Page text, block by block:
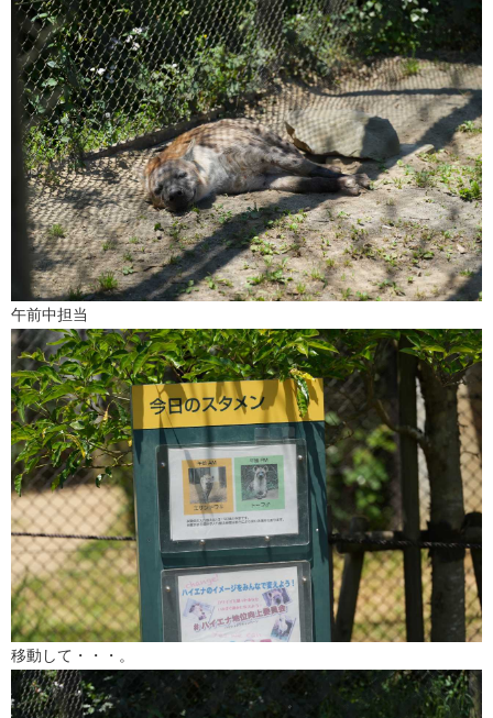
午前中担当
移動して・・・。